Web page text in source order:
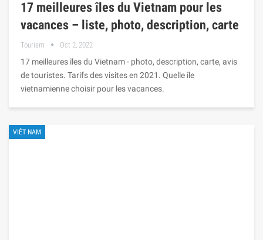
17 meilleures îles du Vietnam pour les
vacances – liste, photo, description, carte
Tourism Oct 2, 2022
17 meilleures îles du Vietnam - photo, description, carte, avis
de touristes. Tarifs des visites en 2021. Quelle île
vietnamienne choisir pour les vacances.
VIÊT NAM